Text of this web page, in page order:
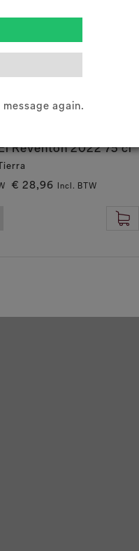
again.
€ 49,95 Incl. BTW
Reventón 2022 75 cl
€ 28,96 Incl. BTW